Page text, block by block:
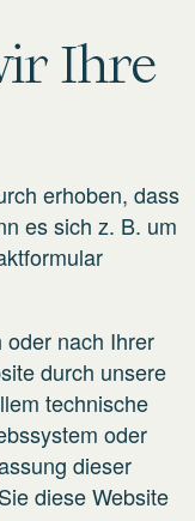
Ihre
erhoben, dass
es sich z. B. um
nach Ihrer
durch unsere
technische
oder
dieser
diese Website